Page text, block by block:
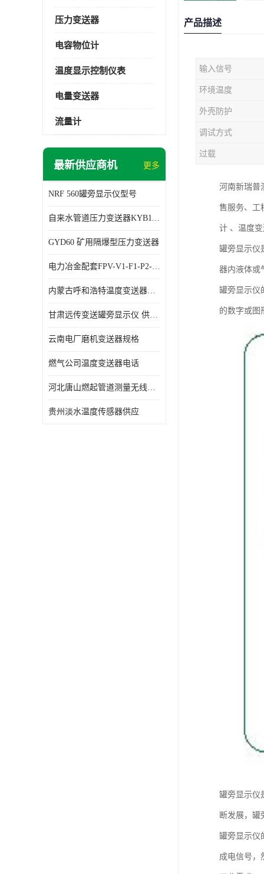
压力变送器
电容物位计
温度显示控制仪表
电量变送器
流量计
最新供应商机 更多
NRF 560罐旁显示仪型号
自来水管道压力变送器KYB11G03M2型号 使用方便
GYD60 矿用隔爆型压力变送器
电力冶金配套FPV-V1-F1-P2-03电压变送器
内蒙古呼和浩特温度变送器配套罐旁显示仪供应 性能稳定
甘肃远传变送罐旁显示仪 供应及时
云南电厂磨机变送器规格
燃气公司温度变送器电话
河北唐山燃起管道测量无线压力变送器型号 性能稳定
贵州淡水温度传感器供应
产品描述
输入信号
环境温度
外壳防护
调试方式
过载
河南新瑞普
售服务、工
计 、温度
罐旁显示仪
器内液体或
罐旁显示仪
的数字或图
罐旁显示仪
断发展，罐
罐旁显示仪
成电信号，